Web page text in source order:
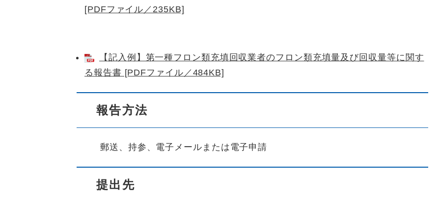
[PDFファイル／235KB]
【記入例】第一種フロン類充填回収業者のフロン類充填量及び回収量等に関す
る報告書 [PDFファイル／484KB]
報告方法
郵送、持参、電子メールまたは電子申請
提出先